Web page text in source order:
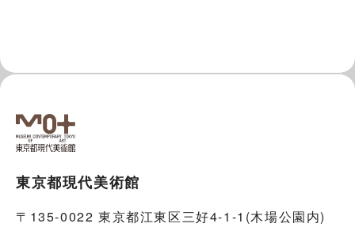
東京都現代美術館
〒135-0022 東京都江東区三好4-1-1(木場公園内)